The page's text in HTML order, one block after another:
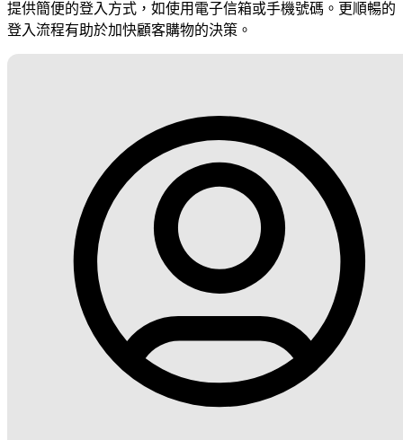
提供簡便的登入方式，如使用電子信箱或手機號碼。更順暢的
登入流程有助於加快顧客購物的決策。